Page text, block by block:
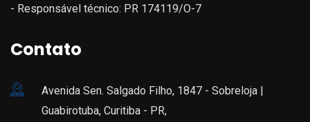
- Responsável técnico: PR 174119/O-7
Contato
Avenida Sen. Salgado Filho, 1847 - Sobreloja |
Guabirotuba, Curitiba - PR,